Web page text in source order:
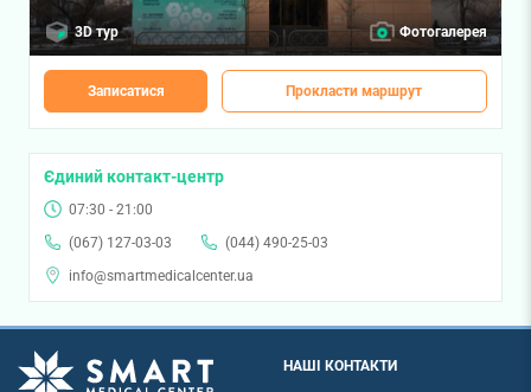
3D тур Фотогалерея
Записатися Прокласти маршрут
Єдиний контакт-центр
07:30 - 21:00
(067) 127-03-03
(044) 490-25-03
info@smartmedicalcenter.ua
НАШІ КОНТАКТИ